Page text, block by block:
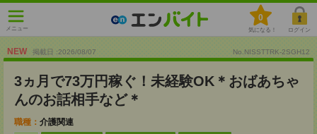
メニュー
0
気になる！ ログイン
NEW 掲載日 :2026/08/07 No.NISSTTRK-2SGH12
3ヵ月で73万円稼ぐ！未経験OK＊おばあちゃ
んのお話相手など＊
職種： 介護関連